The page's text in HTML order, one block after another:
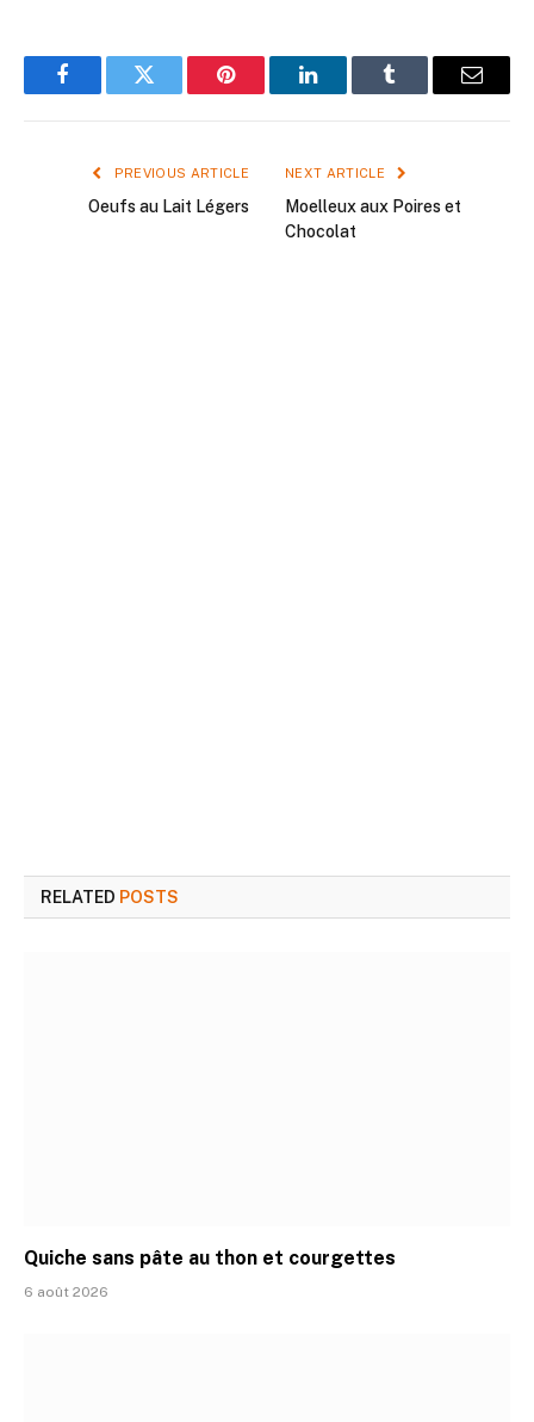
FacebookTwitter Pinterest LinkedInTumblr Email
PREVIOUS ARTICLE
Oeufs au Lait Légers
NEXT ARTICLE
Moelleux aux Poires et
Chocolat
RELATED POSTS
Quiche sans pâte au thon et courgettes
6 août 2026